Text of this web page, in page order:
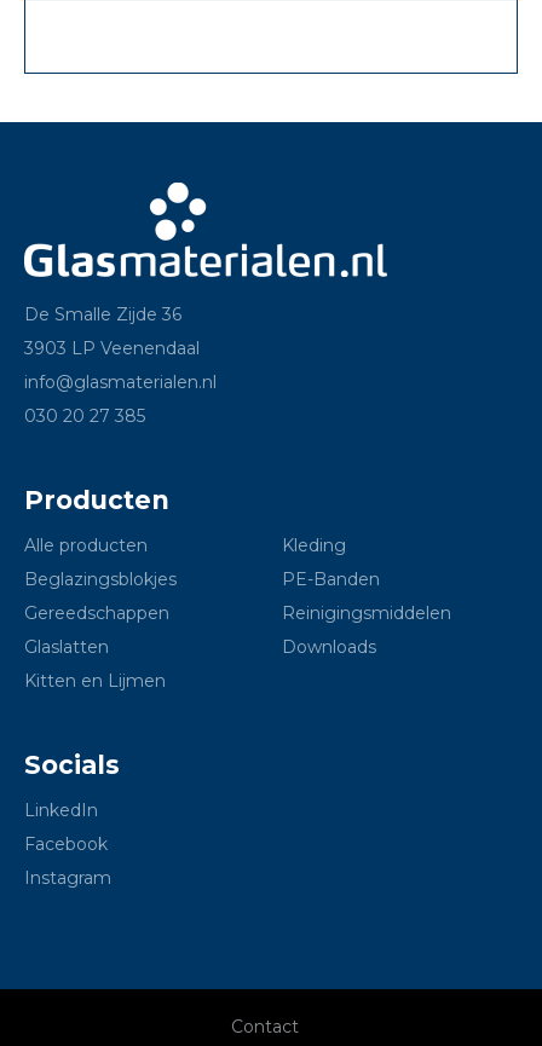
De Smalle Zijde 36
3903 LP Veenendaal
info@glasmaterialen.nl
030 20 27 385
Producten
Alle producten
Beglazingsblokjes
Gereedschappen
Glaslatten
Kitten en Lijmen
Kleding
PE-Banden
Reinigingsmiddelen
Downloads
Socials
LinkedIn
Facebook
Instagram
Contact